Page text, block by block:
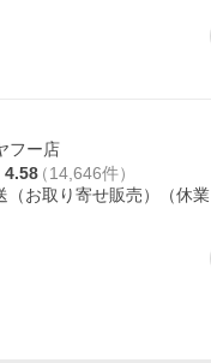
フー店
4.58（14,646件）
（お取り寄せ販売）（休業